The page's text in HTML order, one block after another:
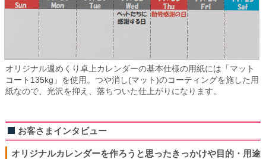
オリジナル週めくり卓上カレンダーの基本仕様の用紙には「マット
コート135kg」を使用。つや消し(マット)のコーティングを施した用
紙なので、光沢を抑え、落ちついた仕上がりになります。
お客さまインタビュー
オリジナルカレンダーを作ろうと思ったきっかけや目的・用途